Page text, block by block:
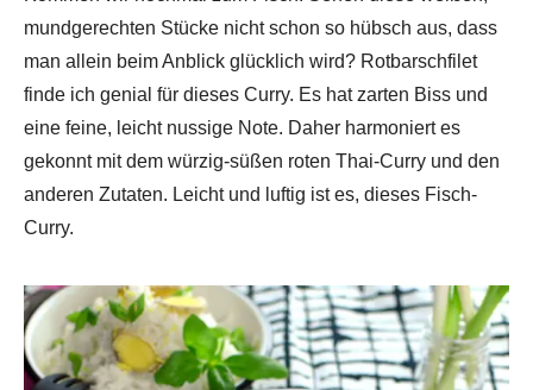
mundgerechten Stücke nicht schon so hübsch aus, dass
man allein beim Anblick glücklich wird? Rotbarschfilet
finde ich genial für dieses Curry. Es hat zarten Biss und
eine feine, leicht nussige Note. Daher harmoniert es
gekonnt mit dem würzig-süßen roten Thai-Curry und den
anderen Zutaten. Leicht und luftig ist es, dieses Fisch-
Curry.